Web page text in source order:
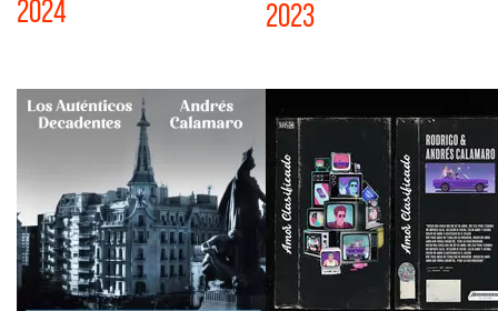
2024 2023